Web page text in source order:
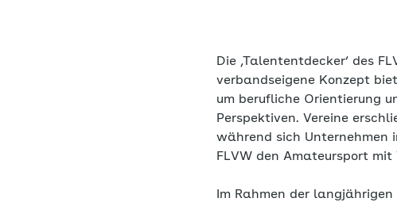
Die ‚Talententdecker‘ des
verbandseigene Konzept
um berufliche Orientierung
Perspektiven. Vereine
während sich Unternehmen
FLVW den Amateursport
Im Rahmen der